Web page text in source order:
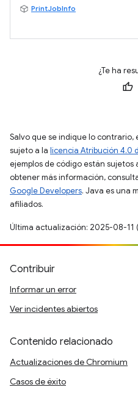
PrintJobInfo
¿Te ha
Salvo que se indique lo
sujeto a la licencia Atribución 4.0
ejemplos de código están sujetos
obtener más información,
Google Developers. Java es una
afiliados.
Última actualización: 2025-08-11
Contribuir
Informar un error
Ver incidentes abiertos
Contenido relacionado
Actualizaciones de Chromium
Casos de éxito